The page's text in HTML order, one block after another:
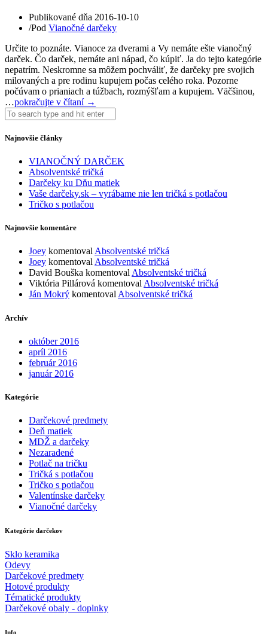
Publikované dňa 2016-10-10
/Pod Vianočné darčeky
Určite to poznáte. Vianoce za dverami a Vy nemáte ešte vianočný
darček. Čo darček, nemáte ani nápad, čo kúpiť. Ja do tejto kategórie
nepatrím. Neskromne sa môžem pochváliť, že darčeky pre svojich
milovaných a pre rodinu kupujem počas celého roka. Pozorne
počúvam o prianiach a túžbach, rozmýšľam a kupujem. Väčšinou,
…pokračujte v čítaní →
Najnovšie články
VIANOČNÝ DARČEK
Absolventské tričká
Darčeky ku Dňu matiek
Vaše darčeky.sk – vyrábame nie len tričká s potlačou
Tričko s potlačou
Najnovšie komentáre
Joey komentoval Absolventské tričká
Joey komentoval Absolventské tričká
David Bouška komentoval Absolventské tričká
Viktória Pillárová komentoval Absolventské tričká
Ján Mokrý komentoval Absolventské tričká
Archív
október 2016
apríl 2016
február 2016
január 2016
Kategórie
Darčekové predmety
Deň matiek
MDŽ a darčeky
Nezaradené
Potlač na tričku
Tričká s potlačou
Tričko s potlačou
Valentínske darčeky
Vianočné darčeky
Kategórie darčekov
Sklo keramika
Odevy
Darčekové predmety
Hotové produkty
Tématické produkty
Darčekové obaly - doplnky
Info